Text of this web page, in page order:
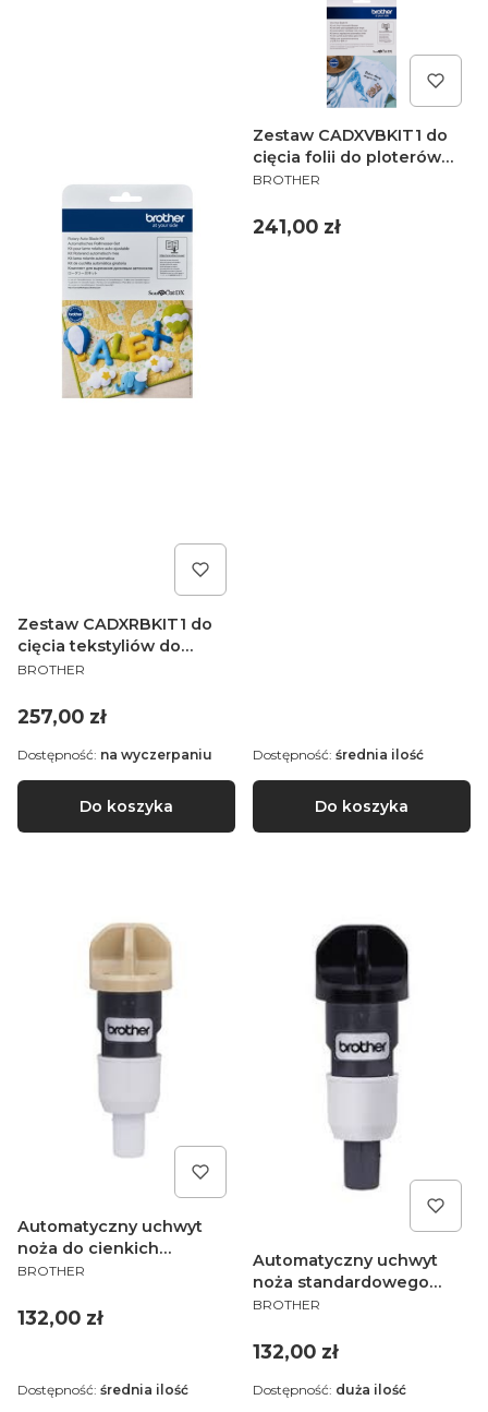
Zestaw CADXRBKIT1 do
cięcia tekstyliów do
ploterów Brother
PRODUCENT
BROTHER
Cena
257,00 zł
Do koszyka
Dostępność: na wyczerpaniu
Zestaw CADXVBKIT1 do
cięcia folii do ploterów
Brother ScanNCut serii
PRODUCENT
BROTHER
Cena
241,00 zł
Do koszyka
Dostępność: średnia ilość
Automatyczny uchwyt
noża do cienkich
materiałów CADXHLDQ1
ScanNCut SDX
PRODUCENT
BROTHER
Cena
132,00 zł
Dostępność: średnia ilość
Automatyczny uchwyt
noża standardowego
CADXHLD1 do ploterów
PRODUCENT
BROTHER
Cena
132,00 zł
Dostępność: duża ilość